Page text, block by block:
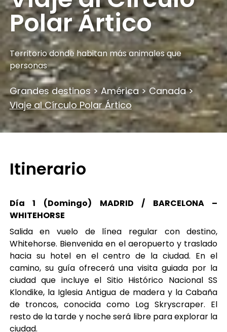
Polar Ártico
Territorio donde habitan más animales que
personas
Grandes destinos > América > Canada >
Viaje al Círculo Polar Ártico
Itinerario
Día 1 (Domingo) MADRID / BARCELONA –
WHITEHORSE
Salida en vuelo de línea regular con destino,
Whitehorse. Bienvenida en el aeropuerto y traslado
hacia su hotel en el centro de la ciudad. En el
camino, su guía ofrecerá una visita guiada por la
ciudad que incluye el Sitio Histórico Nacional SS
Klondike, la Iglesia Antigua de madera y la Cabaña
de troncos, conocida como Log Skryscraper. El
resto de la tarde y noche será libre para explorar la
ciudad.